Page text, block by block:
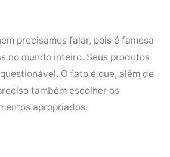
precisamos falar, pois é famosa
no mundo inteiro. Seus produtos
O fato é que, além de
também escolher os
apropriados.